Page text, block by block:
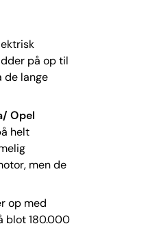
på op til
de lange
Opel
helt
men de
op med
blot 180.000